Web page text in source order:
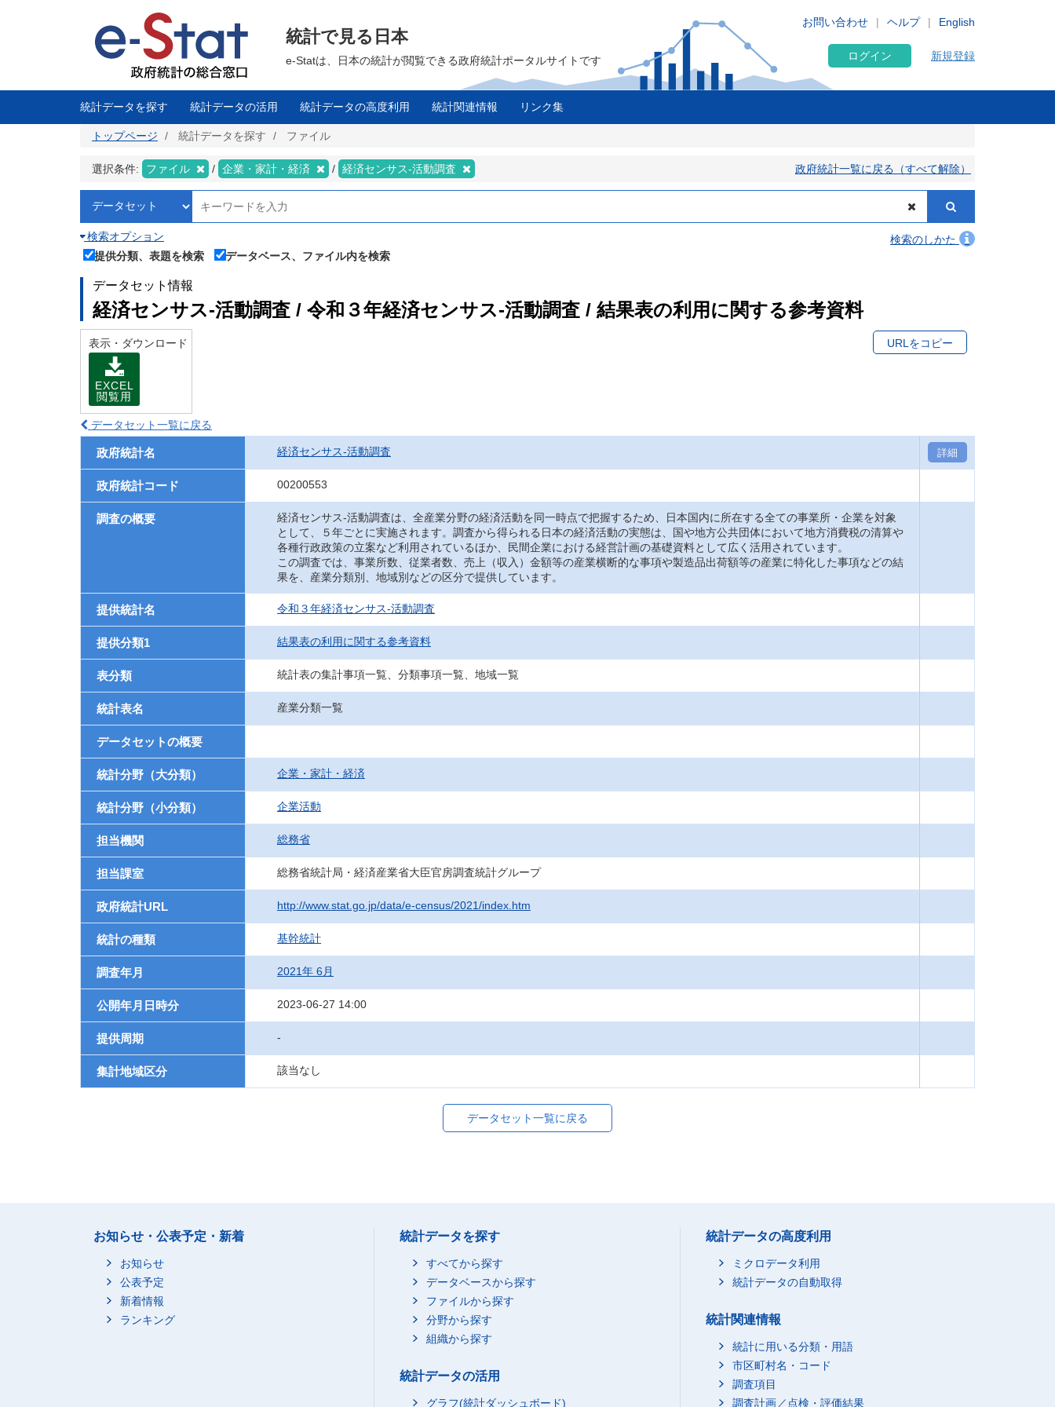
に
English
お問い合わせ ヘルプ
統計で見る日本
e-Statは、日本の統計が閲覧できる政府統計ポータルサイトです ログイン 新規登録
統計データを探す 統計データの活用 統計データの高度利用 統計関連情報 リンク集
トップページ 統計データを探す ファイル
選択条件: ファイル 企業・家計・経済 経済センサス‐活動調査 政府統計一覧に戻る（すべて解除）
検索オプション
検索のしかた
提供分類、表題を検索
データベース、ファイル内を検索
データセット情報
経済センサス‐活動調査 / 令和３年経済センサス‐活動調査 / 結果表の利用に関する参考資料
表示・ダウンロード
EXCEL
閲覧用
URLをコピー
データセット一覧に戻る
政府統計名 経済センサス‐活動調査 詳細
政府統計コード 00200553
調査の概要
経済センサス‐活動調査は、全産業分野の経済活動を同一時点で把握するため、日本国内に所在する全ての事業所・企業を対象
として、５年ごとに実施されます。調査から得られる日本の経済活動の実態は、国や地方公共団体において地方消費税の清算や
各種行政政策の立案など利用されているほか、民間企業における経営計画の基礎資料として広く活用されています。
この調査では、事業所数、従業者数、売上（収入）金額等の産業横断的な事項や製造品出荷額等の産業に特化した事項などの結
果を、産業分類別、地域別などの区分で提供しています。
提供統計名 令和３年経済センサス‐活動調査
提供分類1 結果表の利用に関する参考資料
表分類 統計表の集計事項一覧、分類事項一覧、地域一覧
統計表名 産業分類一覧
データセットの概要
統計分野（大分類） 企業・家計・経済
統計分野（小分類） 企業活動
担当機関 総務省
担当課室 総務省統計局・経済産業省大臣官房調査統計グループ
政府統計URL http://www.stat.go.jp/data/e-census/2021/index.htm
統計の種類 基幹統計
調査年月 2021年 6月
公開年月日時分 2023-06-27 14:00
提供周期 -
集計地域区分 該当なし
データセット一覧に戻る
お知らせ・公表予定・新着
お知らせ
公表予定
新着情報
ランキング
統計データを探す
すべてから探す
データベースから探す
ファイルから探す
分野から探す
組織から探す
統計データの活用
グラフ(統計ダッシュボード)
統計データの高度利用
ミクロデータ利用
統計データの自動取得
統計関連情報
統計に用いる分類・用語
市区町村名・コード
調査項目
調査計画／点検・評価結果